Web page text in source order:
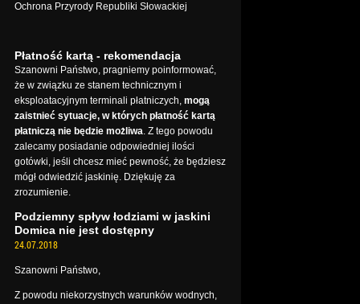
Ochrona Przyrody Republiki Słowackiej
Płatność kartą - rekomendacja
Szanowni Państwo, pragniemy poinformować,
że w związku ze stanem technicznym i
eksploatacyjnym terminali płatniczych, mogą
zaistnieć sytuacje, w których płatność kartą
płatniczą nie będzie możliwa. Z tego powodu
zalecamy posiadanie odpowiedniej ilości
gotówki, jeśli chcesz mieć pewność, że będziesz
mógł odwiedzić jaskinię. Dziękuję za
zrozumienie.
Podziemny spływ łodziami w jaskini
Domica nie jest dostępny
24.07.2018
Szanowni Państwo,
Z powodu niekorzystnych warunków wodnych,